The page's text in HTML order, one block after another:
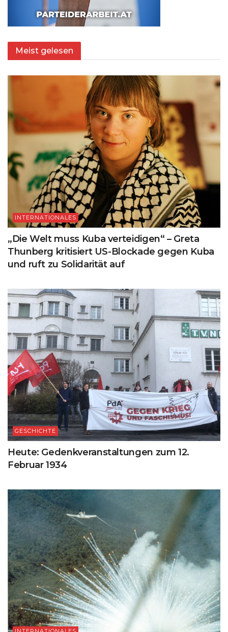
Meist gelesen
INTERNATIONALES
„Die Welt muss Kuba verteidigen“ – Greta
Thunberg kritisiert US-Blockade gegen Kuba
und ruft zu Solidarität auf
GESCHICHTE
Heute: Gedenkveranstaltungen zum 12.
Februar 1934